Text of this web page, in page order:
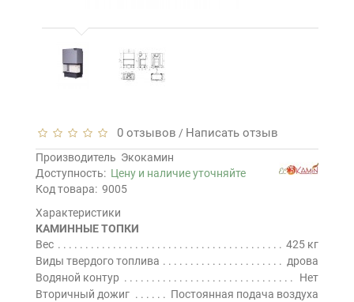
0 отзывов / Написать отзыв
Производитель Экокамин
Доступность: Цену и наличие уточняйте
Код товара: 9005
Характеристики
КАМИННЫЕ ТОПКИ
Вес
425 кг
Виды твердого топлива
дрова
Водяной контур
Нет
Вторичный дожиг
Постоянная подача воздуха